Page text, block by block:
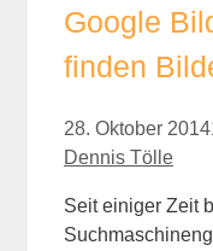
Google
finden
28. Oktober 2014
Dennis Tölle
Seit einiger Zeit